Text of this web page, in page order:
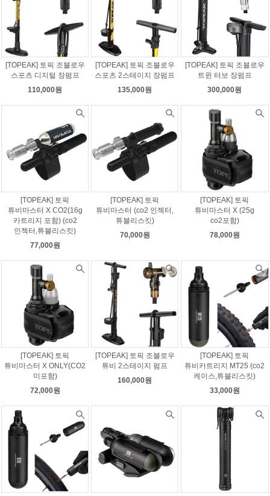
[TOPEAK] 토픽 조블로우
스포츠 디지털 장펌프
110,000원
[TOPEAK] 토픽 조블로우
스포츠 2스테이지 장펌프
135,000원
[TOPEAK] 토픽 조블로우
트윈 터보 장펌프
300,000원
[TOPEAK] 토픽
튜비마스터 X CO2(16g
카트리지 포함) (co2
인젝터,튜블리스킷)
77,000원
[TOPEAK] 토픽
튜비마스터 (co2 인젝터,
튜블리스킷)
70,000원
[TOPEAK] 토픽
튜비마스터 X (25g
co2포함)
78,000원
[TOPEAK] 토픽
튜비마스터 X ONLY(CO2
미포함)
72,000원
[TOPEAK] 토픽 조블로우
튜비 2스테이지 펌프
160,000원
[TOPEAK] 토픽
튜비카트리지 MT25 (co2
케이스,튜블리스킷)
33,000원